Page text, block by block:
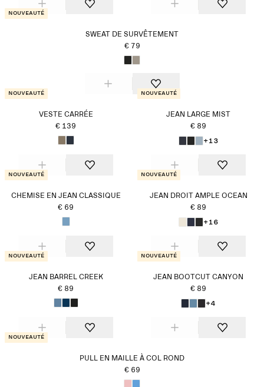
Nouveauté
SWEAT DE SURVÊTEMENT
€ 79
Nouveauté
VESTE CARRÉE
€ 139
Nouveauté
JEAN LARGE MIST
€ 89
+13
Nouveauté
CHEMISE EN JEAN CLASSIQUE
€ 69
Nouveauté
JEAN DROIT AMPLE OCEAN
€ 89
+16
Nouveauté
JEAN BARREL CREEK
€ 89
Nouveauté
JEAN BOOTCUT CANYON
€ 89
+4
Nouveauté
PULL EN MAILLE À COL ROND
€ 69